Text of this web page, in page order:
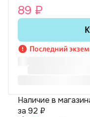
89 ₽
Последний
Наличие в
за 92 ₽